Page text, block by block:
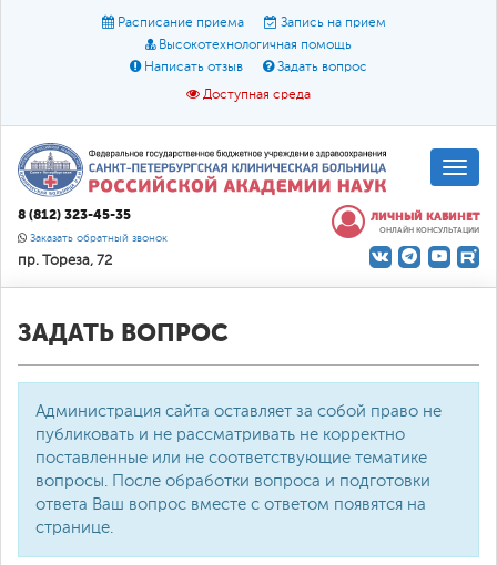
Расписание приема
Запись на прием
Высокотехнологичная помощь
Написать отзыв
Задать вопрос
Доступная среда
Размер шрифта: A A A
Цвет:
О доступной среде
8 (812) 323-45-35
Заказать обратный звонок
пр. Тореза, 72
ЛИЧНЫЙ КАБИНЕТ
ОНЛАЙН КОНСУЛЬТАЦИИ
ЗАДАТЬ ВОПРОС
Администрация сайта оставляет за собой право не
публиковать и не рассматривать не корректно
поставленные или не соответствующие тематике
вопросы. После обработки вопроса и подготовки
ответа Ваш вопрос вместе с ответом появятся на
странице.